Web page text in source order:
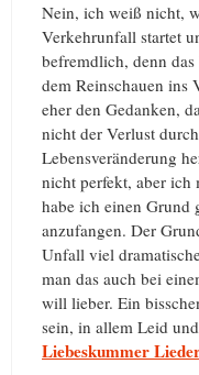
Nein, ich weiß nicht,
Verkehrunfall startet
befremdlich, denn
dem Reinschauen ins
eher den Gedanken,
nicht der Verlust
Lebensveränderung
nicht perfekt, aber ich
habe ich einen Grund
anzufangen. Der
Unfall viel
man das auch bei
will lieber. Ein
sein, in allem Leid
Liebeskummer